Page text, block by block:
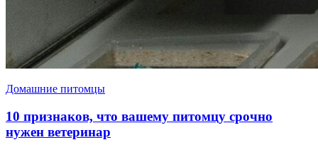
Домашние питомцы
10 признаков, что вашему питомцу срочно
нужен ветеринар